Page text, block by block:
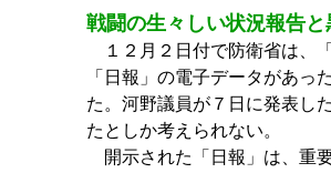
戦闘の生々しい状況報告と
１２月２日付で防衛省は、
「日報」の電子データがあ
た。河野議員が７日に発表し
たとしか考えられない。
開示された「日報」は、重